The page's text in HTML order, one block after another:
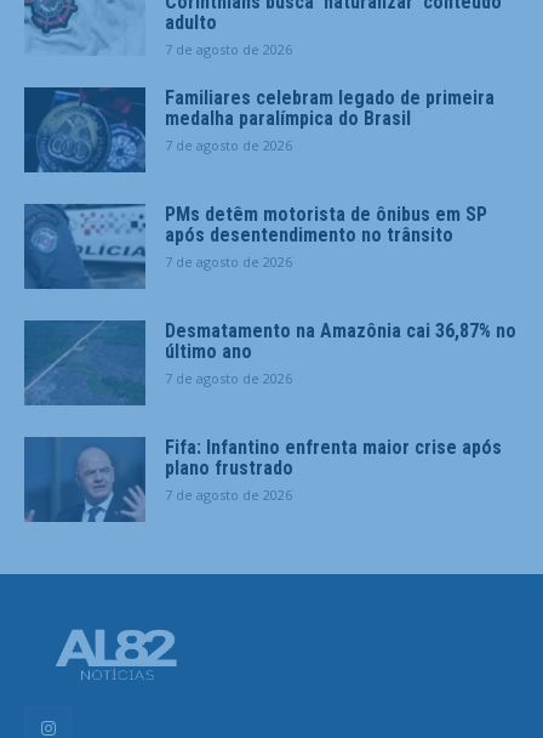
adulto
7 de agosto de 2026
Familiares celebram legado de primeira
medalha paralímpica do Brasil
7 de agosto de 2026
PMs detêm motorista de ônibus em SP
após desentendimento no trânsito
7 de agosto de 2026
Desmatamento na Amazônia cai 36,87% no
último ano
7 de agosto de 2026
Fifa: Infantino enfrenta maior crise após
plano frustrado
7 de agosto de 2026